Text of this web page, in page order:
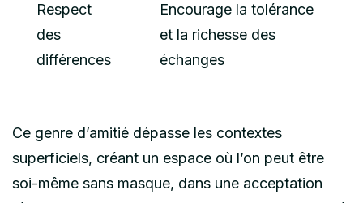
Respect
des
différences
Encourage la tolérance
et la richesse des
échanges
Ce genre d’amitié dépasse les contextes
superficiels, créant un espace où l’on peut être
soi-même sans masque, dans une acceptation